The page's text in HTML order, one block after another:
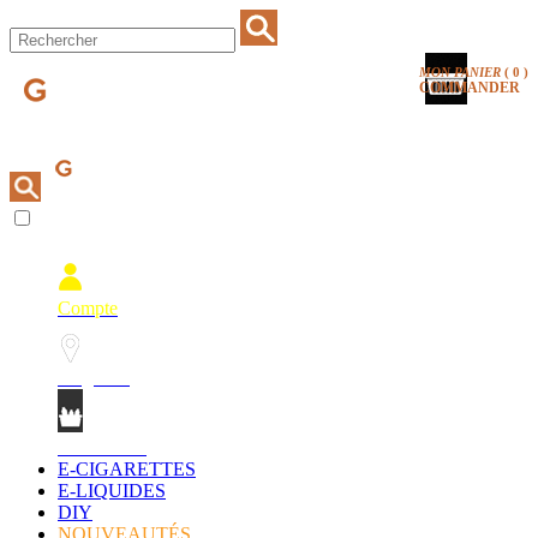
MON PANIER ( 0 )
COMMANDER
Compte
E-CIGARETTES
E-LIQUIDES
DIY
NOUVEAUTÉS